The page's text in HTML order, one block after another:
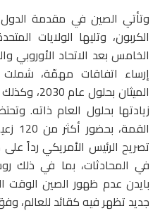
وتأتي الصين في مقدمة الدول
الكربون، وتليها الولايات
الخامس بعد الاتحاد
إرساء اتفاقات مهمّة،
الميثان
زيادتها بحلول العام ذاته.
تصريح الرئيس الأمريكي رداً
في المحادثات، بما في ذلك
بايدن عدم ظهور الصين الوقت
جديد تظهر فيه كقائد للعالم،